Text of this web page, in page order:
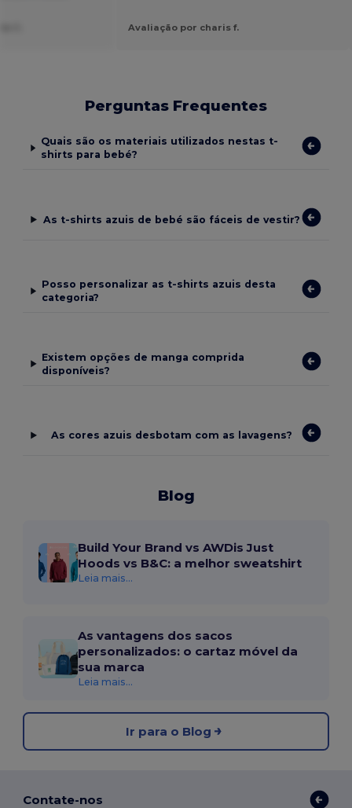
Avaliação por charis f.
Perguntas Frequentes
Quais são os materiais utilizados nestas t-
shirts para bebé?
As t-shirts azuis de bebé são fáceis de vestir?
Posso personalizar as t-shirts azuis desta
categoria?
Existem opções de manga comprida
disponíveis?
As cores azuis desbotam com as lavagens?
Blog
Build Your Brand vs AWDis Just
Hoods vs B&C: a melhor sweatshirt
Leia mais...
As vantagens dos sacos
personalizados: o cartaz móvel da
sua marca
Leia mais...
Ir para o Blog
Contate-nos